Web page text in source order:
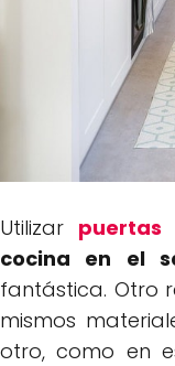
Utilizar puertas
cocina en el
fantástica. Otro
mismos
otro, como en